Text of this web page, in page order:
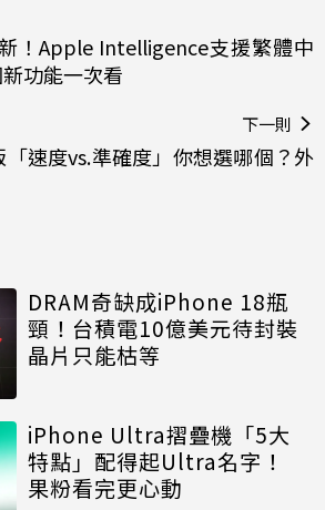
！Apple Intelligence支援繁體中
功能一次看
下一則
速度vs.準確度」你想選哪個？外
DRAM奇缺成iPhone 18瓶
頸！台積電10億美元待封裝
晶片只能枯等
iPhone Ultra摺疊機「5大
特點」配得起Ultra名字！
果粉看完更心動